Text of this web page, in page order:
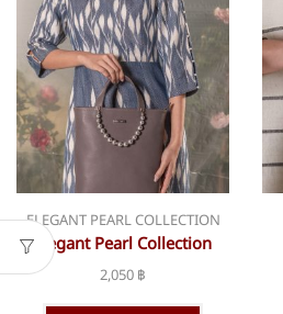
ELEGANT PEARL COLLECTION
Elegant Pearl Collection
bsn-369
2,050 ฿